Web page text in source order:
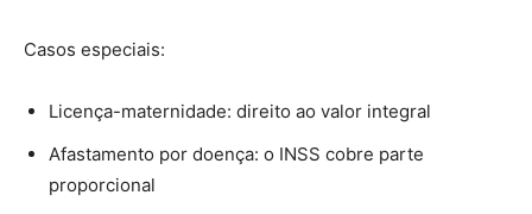
Casos especiais:
Licença-maternidade: direito ao valor integral
Afastamento por doença: o INSS cobre parte
proporcional